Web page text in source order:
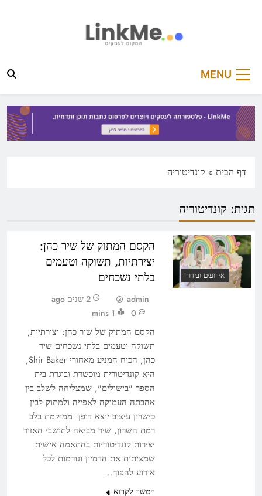
MENU
דף הבית » קונדיטוריה
תגית: קונדיטוריה
אירועים ובידור
הקסם המתוק של שיר כהן:
יצירתיות, תשוקה וטעמים
בלתי נשכחים
admin
2 שנים ago
0
1 mins
הקסם המתוק של שיר כהן: יצירתיות,
תשוקה וטעמים בלתי נשכחים שיר
כהן, הכוח המניע מאחורי Shir Baker,
היא קונדיטורית מוכשרת ובוגרת בית
הספר "בישולים", שמצליחה לשלב בין
אהבתה העמוקה לאפייה ולמתוק לבין
כישרון עיצוב יוצא דופן. ממוקמת בלב
רמת השרון, שיר מביאה לתושבי האזור
יצירות קונדיטוריות בהתאמה אישית
שמציתות את הדמיון וגורמות לכל
אירוע להפוך…
המשך לקרוא